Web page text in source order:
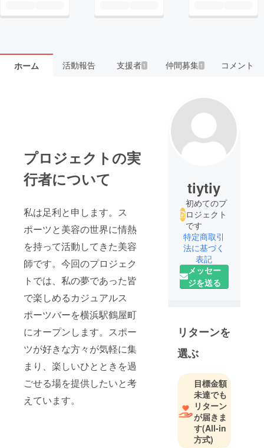
ホーム 活動報告 支援者 1 仲間募集 1 コメント
プロジェクトの実
行者について
私は足利と申します。ス
ポーツと美容の世界に情熱
を持って活動してきた美容
師です。今回のプロジェク
トでは、私の夢であった皆
で楽しめるカジュアルス
ポーツバーを横浜駅鶴屋町
にオープンします。スポー
ツが好きな方々が気軽に集
まり、楽しいひとときを過
ごせる場を提供したいと考
えています。
tiytiy
初めてのプ
ロジェクト
です
特定商取引
法に基づく
表記
メッセー
ジを送る
リターンを
選ぶ
目標金額
未達でも
リターン
が届きま
す(All-in
方式)